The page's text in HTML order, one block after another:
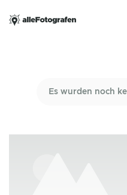
Es wurden noch